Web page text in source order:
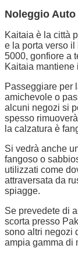
Noleggio
Kaitaia è la città
e la porta verso
5000, gonfiore a
Kaitaia mantiene
Passeggiare per
amichevole o
alcuni negozi si
spesso
la calzatura è
Si vedrà anche
fangoso o
utilizzati come
attraversata da
spiagge.
Se prevedete di
scorta presso
sono altri negozi
ampia gamma di